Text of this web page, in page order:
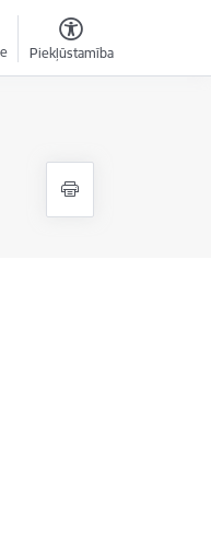
Piekļūstamība